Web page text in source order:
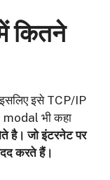
कितने
इसे TCP/IP
भी कहा
है। जो इंटरनेट पर
करते हैं।